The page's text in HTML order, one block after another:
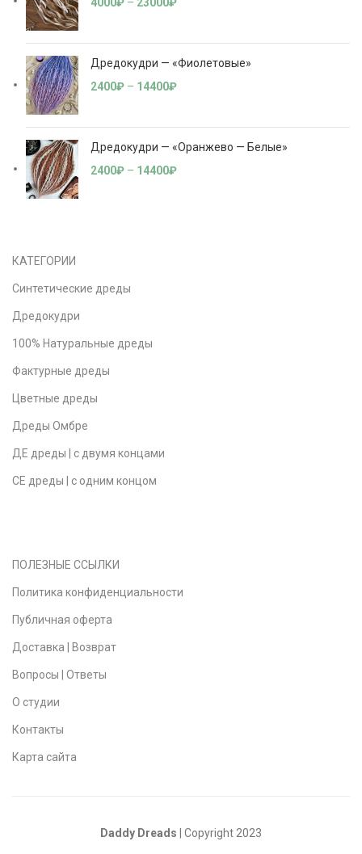
Дредокудри — «Фиолетовые»
2400₽ – 14400₽
Дредокудри — «Оранжево — Белые»
2400₽ – 14400₽
КАТЕГОРИИ
Синтетические дреды
Дредокудри
100% Натуральные дреды
Фактурные дреды
Цветные дреды
Дреды Омбре
ДЕ дреды | с двумя концами
СЕ дреды | с одним концом
ПОЛЕЗНЫЕ ССЫЛКИ
Политика конфиденциальности
Публичная оферта
Доставка | Возврат
Вопросы | Ответы
О студии
Контакты
Карта сайта
Daddy Dreads | Copyright 2023